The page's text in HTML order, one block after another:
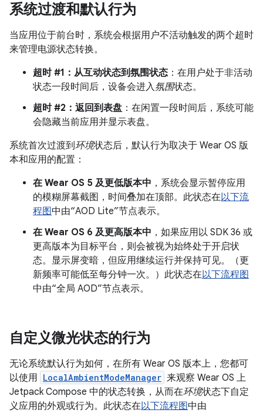
系统过渡和默认行为
当应用位于前台时，系统会根据用户不活动触发的两个超时
来管理电源状态转换。
超时 #1：从互动状态到氛围状态 ：在用户处于非活动
状态一段时间后，设备会进入氛围状态。
超时 #2：返回到表盘 ：在闲置一段时间后，系统可能
会隐藏当前应用并显示表盘。
系统首次过渡到环境状态后，默认行为取决于 Wear OS 版
本和应用的配置：
在 Wear OS 5 及更低版本中 ，系统会显示暂停应用
的模糊屏幕截图，时间叠加在顶部。此状态在以下流
程图中由“AOD Lite”节点表示。
在 Wear OS 6 及更高版本中 ，如果应用以 SDK 36 或
更高版本为目标平台，则会被视为始终处于开启状
态。显示屏变暗，但应用继续运行并保持可见。（更
新频率可能低至每分钟一次。）此状态在以下流程图
中由“全局 AOD”节点表示。
自定义微光状态的行为
无论系统默认行为如何，在所有 Wear OS 版本上，您都可
以使用 LocalAmbientModeManager 来观察 Wear OS 上
Jetpack Compose 中的状态转换，从而在环境状态下自定
义应用的外观或行为。此状态在以下流程图中由